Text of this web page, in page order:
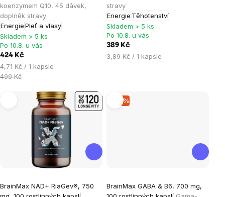
koenzymem Q10, 45 dávek,
doplněk stravy
EnergiePleť a vlasy
5,0
z
5
hvězdiček.
Skladem > 5 ks
Po 10.8. u vás
424 Kč
Měrná
cena:
4,71 Kč / 1 kapsle
499 Kč
stravy
Energie Těhotenství
5,0
z
5
hvězdiček.
Skladem > 5 ks
Po 10.8. u vás
389 Kč
Měrná
3,89 Kč / 1 kapsle
BrainMax NAD+ RiaGev®, 750
hodnocení
–15 %
BrainMax GABA & B6, 700 mg,
hodnocení